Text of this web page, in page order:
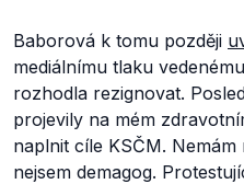
Baborová k tomu později
mediálnímu tlaku
rozhodla rezignovat.
projevily na mém
naplnit cíle KSČM.
nejsem demagog.